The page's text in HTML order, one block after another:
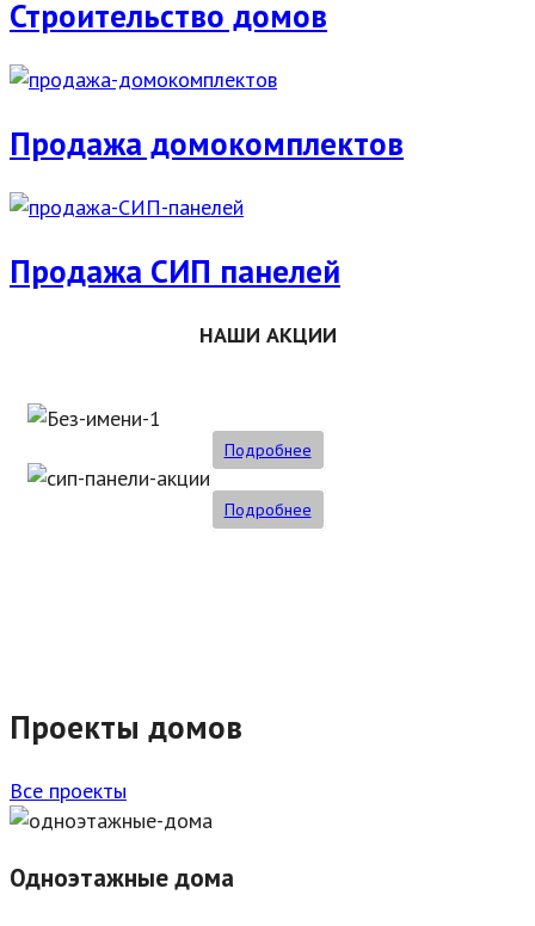
Строительство домов
Продажа домокомплектов
Продажа СИП панелей
НАШИ АКЦИИ
Подробнее
Подробнее
Проекты домов
Все проекты
Одноэтажные дома